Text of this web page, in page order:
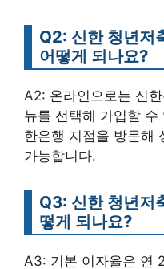
Q2: 신한 청년저
어떻게 되나요?
A2: 온라인으로는 신
뉴를 선택해 가입할 수
한은행 지점을 방문해
가능합니다.
Q3: 신한 청년저
떻게 되나요?
A3: 기본 이자율은 연